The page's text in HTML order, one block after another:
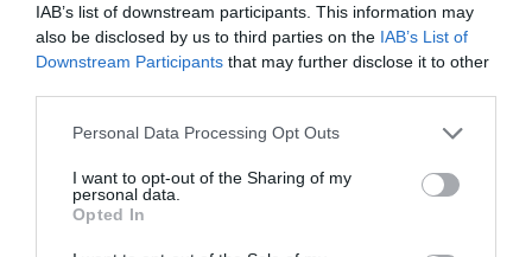
IAB’s list of downstream participants. This information may
also be disclosed by us to third parties on the IAB’s List of
Downstream Participants that may further disclose it to other
Personal Data Processing Opt Outs
I want to opt-out of the Sharing of my
personal data.
Opted In